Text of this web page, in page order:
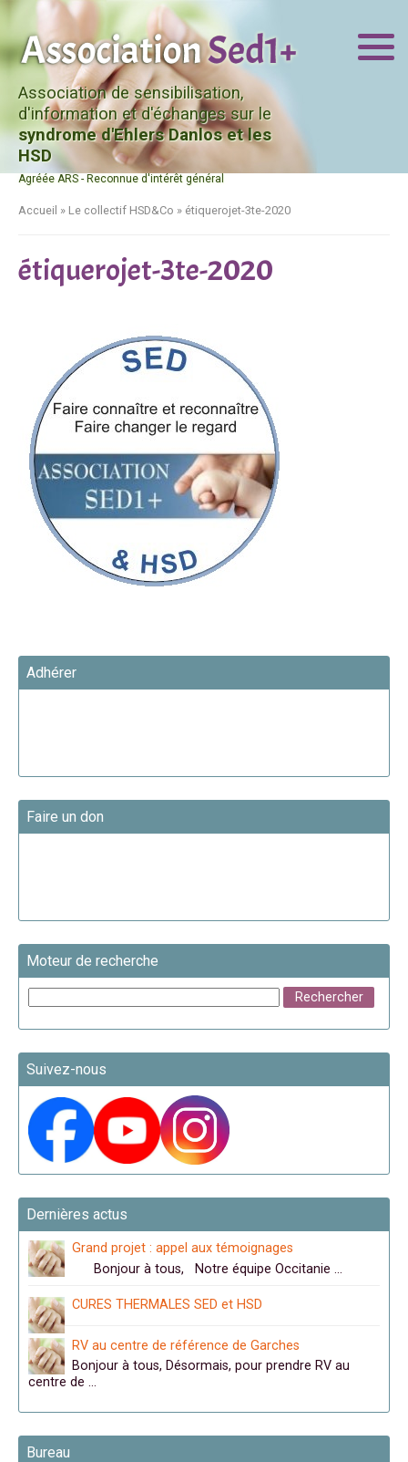
Association de sensibilisation,
d'information et d'échanges sur le
syndrome d'Ehlers Danlos et les
HSD
Agréée ARS - Reconnue d'intérêt général
Accueil » Le collectif HSD&Co » étiquerojet-3te-2020
étiquerojet-3te-2020
Adhérer
Faire un don
Moteur de recherche
Suivez-nous
Dernières actus
Grand projet : appel aux témoignages
Bonjour à tous, Notre équipe Occitanie …
CURES THERMALES SED et HSD
RV au centre de référence de Garches
Bonjour à tous, Désormais, pour prendre RV au
centre de …
Bureau